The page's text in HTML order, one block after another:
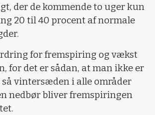
der de kommende to uger kun
20 til 40 procent af normale
for fremspiring og vækst
for det er sådan, at man ikke er
vintersæden i alle områder
nedbør bliver fremspiringen